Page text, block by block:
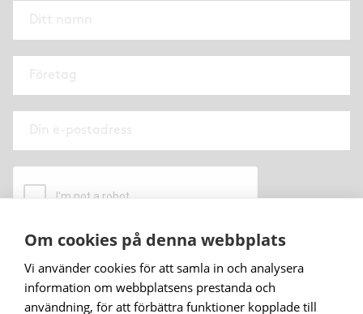
duvår personuppgiftspolicy.
Om cookies på denna webbplats
Vi använder cookies för att samla in och analysera
information om webbplatsens prestanda och
användning, för att förbättra funktioner kopplade till